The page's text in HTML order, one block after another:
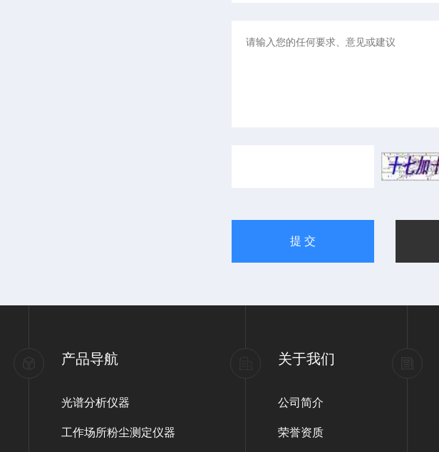
产品导航
光谱分析仪器
工作场所粉尘测定仪器
关于我们
公司简介
荣誉资质